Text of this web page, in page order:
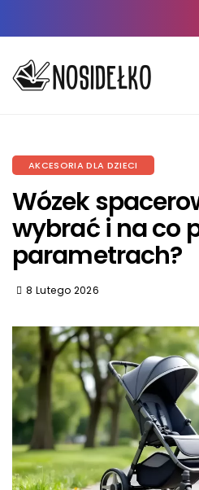
AKCESORIA DLA DZIECI
Wózek
wybrać i na co
parametrach?
8 Lutego 2026